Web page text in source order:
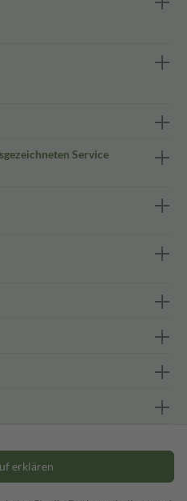
Service
erklären